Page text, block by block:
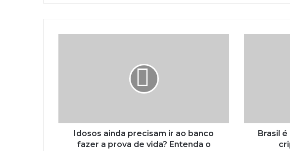
Idosos ainda precisam ir ao banco
fazer a prova de vida? Entenda o
Brasil